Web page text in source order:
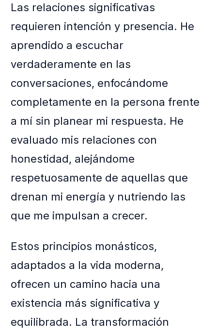
Las relaciones significativas
requieren intención y presencia. He
aprendido a escuchar
verdaderamente en las
conversaciones, enfocándome
completamente en la persona frente
a mí sin planear mi respuesta. He
evaluado mis relaciones con
honestidad, alejándome
respetuosamente de aquellas que
drenan mi energía y nutriendo las
que me impulsan a crecer.
Estos principios monásticos,
adaptados a la vida moderna,
ofrecen un camino hacia una
existencia más significativa y
equilibrada. La transformación